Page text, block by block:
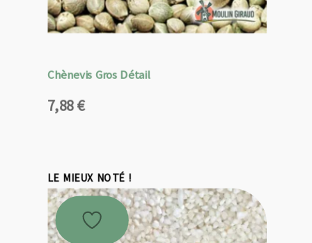
Chènevis Gros Détail
7,88€
LE MIEUX NOTÉ !